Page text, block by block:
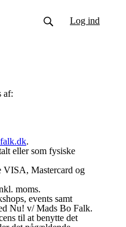
Log ind
af:
.
eller som fysiske
VISA, Mastercard og
moms.
events samt
Nu! v/ Mads Bo Falk.
til at benytte det